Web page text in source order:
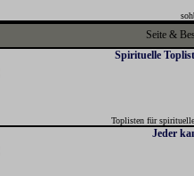
Seite &
Spirituelle
Toplisten für
Jeder